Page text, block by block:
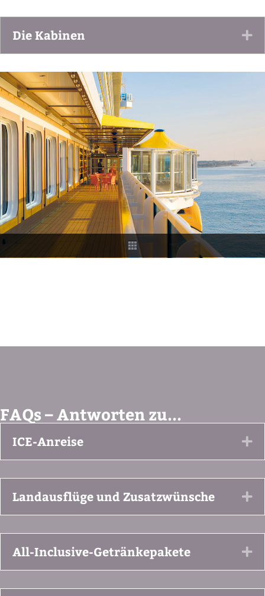
Die Kabinen
FAQs – Antworten zu...
ICE-Anreise
Landausflüge und Zusatzwünsche
All-Inclusive-Getränkepakete